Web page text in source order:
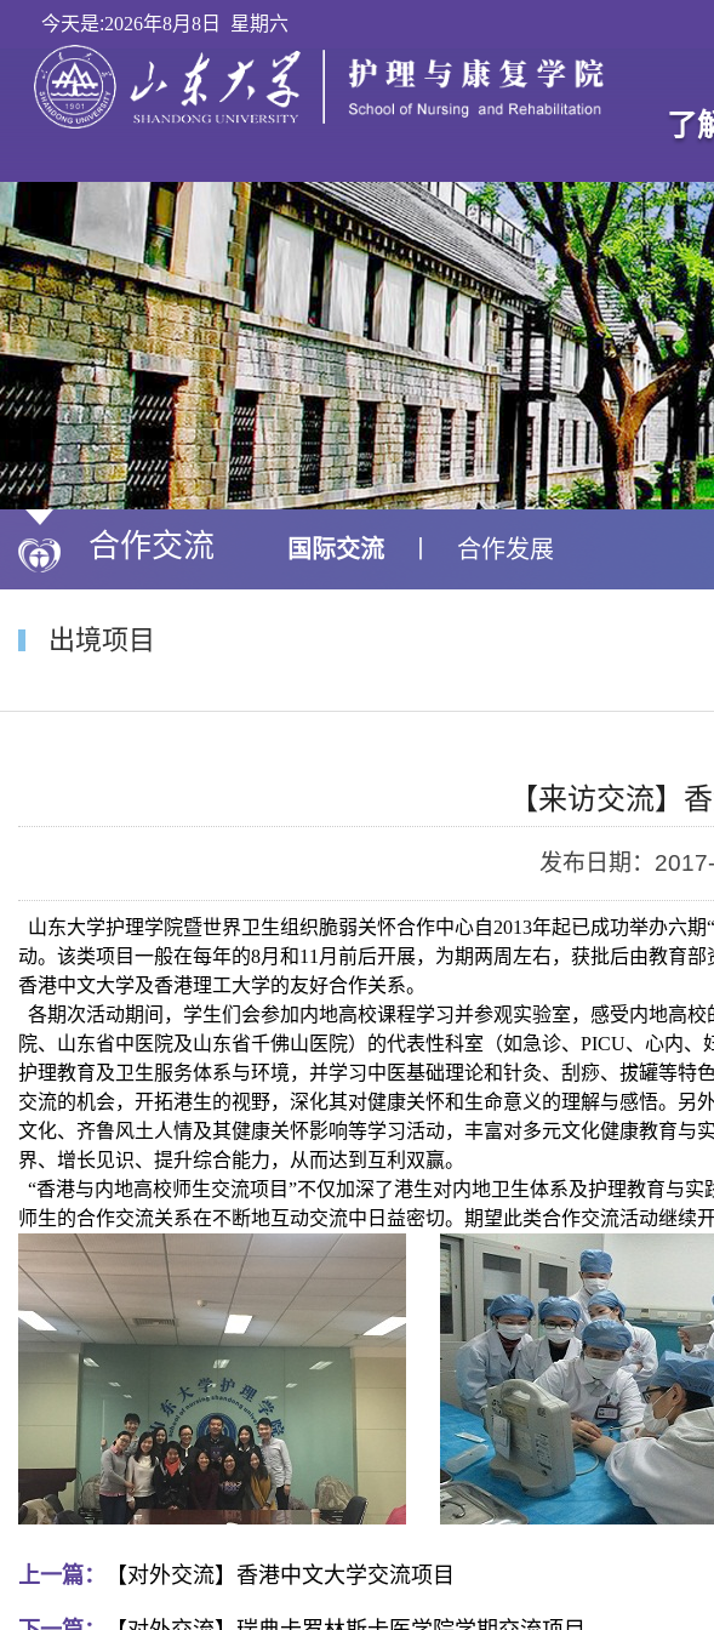
今天是:2026年8月8日 星期六
了
合作交流 国际交流 合作发展
出境项目
【来访交流】
发布日期：
山东大学护理学院暨世界卫生组织脆弱关怀合作中心自2013年起已成功举办六
动。该类项目一般在每年的8月和11月前后开展，为期两周左右，获批后由教育
香港中文大学及香港理工大学的友好合作关系。
各期次活动期间，学生们会参加内地高校课程学习并参观实验室，感受内地高
院、山东省中医院及山东省千佛山医院）的代表性科室（如急诊、PICU、心内
护理教育及卫生服务体系与环境，并学习中医基础理论和针灸、刮痧、拔罐等
交流的机会，开拓港生的视野，深化其对健康关怀和生命意义的理解与感悟。
文化、齐鲁风土人情及其健康关怀影响等学习活动，丰富对多元文化健康教育
界、增长见识、提升综合能力，从而达到互利双赢。
“香港与内地高校师生交流项目”不仅加深了港生对内地卫生体系及护理教育与
师生的合作交流关系在不断地互动交流中日益密切。期望此类合作交流活动继续
上一篇： 【对外交流】香港中文大学交流项目